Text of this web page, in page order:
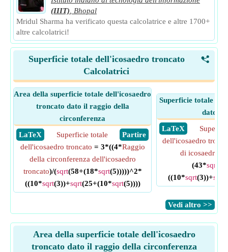
(IIIT)
Bhopal
Mridul Sharma ha verificato questa calcolatrice e altre 1700+
altre calcolatrici!
<
Superficie totale dell'icosaedro troncato
Calcolatrici
Area della superficie totale dell'icosaedro
troncato dato il raggio della
circonferenza
​ LaTeX
​ Partire
Superficie totale
dell'icosaedro troncato = 3*((4*Raggio
della circonferenza dell'icosaedro
troncato)/(sqrt(58+(18*sqrt(5)))))^2*
((10*sqrt(3))+sqrt(25+(10*sqrt(5))))
Superficie totale
dato il
​ LaTeX
dell'icosaedro
di icosaedro
(43*sqrt
((10*sqrt(3))+sqrt
​Vedi altro >>
Area della superficie totale dell'icosaedro
troncato dato il raggio della circonferenza